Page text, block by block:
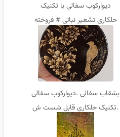
دیوارکوب سفالی با تکنیک
حلکاری تشعیر نباتی # فروخته
شده
بشقاب سفالی .دیوارکوب سفالی
.تکنیک حلکاری قابل شست ش